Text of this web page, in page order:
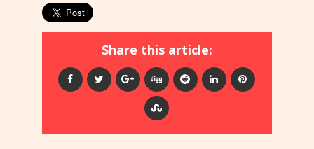
Share this article: